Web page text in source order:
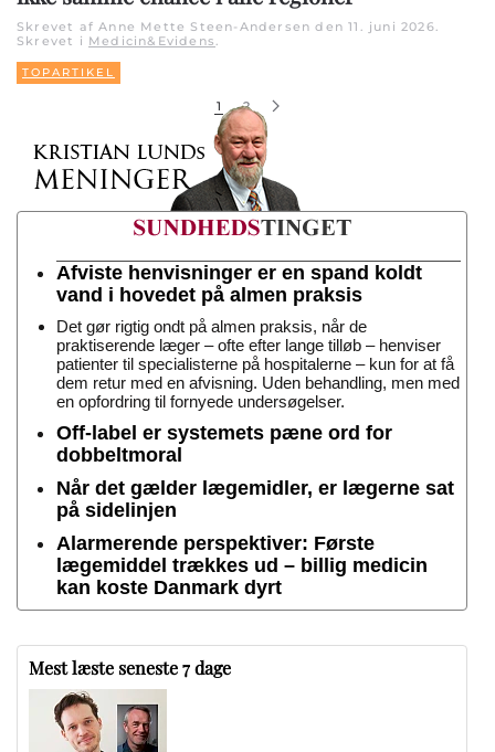
Skrevet af Anne Mette Steen-Andersen den11. juni 2026.
Skrevet i Medicin&Evidens.
TOPARTIKEL
1 2
Afviste henvisninger er en spand koldt
vand i hovedet på almen praksis
Det gør rigtig ondt på almen praksis, når de
praktiserende læger – ofte efter lange tilløb – henviser
patienter til specialisterne på hospitalerne – kun for at få
dem retur med en afvisning. Uden behandling, men med
en opfordring til fornyede undersøgelser.
Off-label er systemets pæne ord for
dobbeltmoral
Når det gælder lægemidler, er lægerne sat
på sidelinjen
Alarmerende perspektiver: Første
lægemiddel trækkes ud – billig medicin
kan koste Danmark dyrt
Mest læste seneste 7 dage